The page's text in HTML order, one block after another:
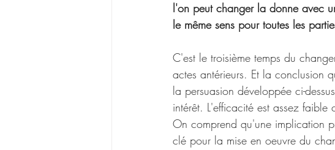
l'on peut changer la donne avec
le même sens pour toutes les
C'est le troisième temps du
actes antérieurs. Et la conclusion
la persuasion développée ci-
intérêt. L'efficacité est assez
On comprend qu'une implication
clé pour la mise en oeuvre du